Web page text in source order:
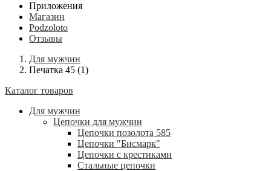
Приложения
Магазин
Podzoloto
Отзывы
Для мужчин
Печатка 45 (1)
Каталог товаров
Для мужчин
Цепочки для мужчин
Цепочки позолота 585
Цепочки "Бисмарк"
Цепочки с крестиками
Стальные цепочки